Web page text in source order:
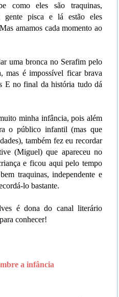
como eles são traquinas,
gente pisca e lá estão eles
amamos cada momento ao
uma bronca no Serafim pelo
mas é impossível ficar brava
E no final da história tudo dá
minha infância, pois além
o público infantil (mas que
também fez eu recordar
(Miguel) que apareceu no
e ficou aqui pelo tempo
traquinas, independente e
lo bastante.
é dona do canal literário
conhecer!
a infância